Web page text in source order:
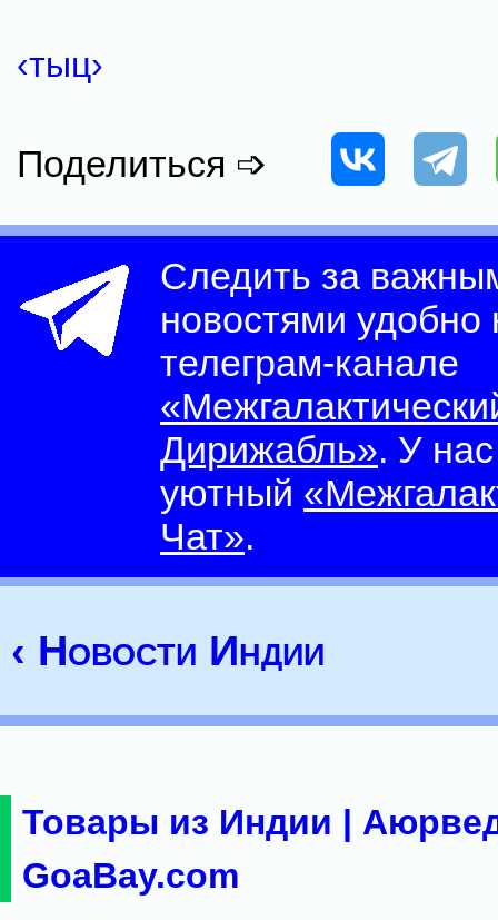
‹тыц›
Поделиться ➩
Следить за
новостями
телеграм-канале
Дирижабль». У
уютный
Чат».
‹ Новости Индии
Товары из Индии |
GoaBay.com